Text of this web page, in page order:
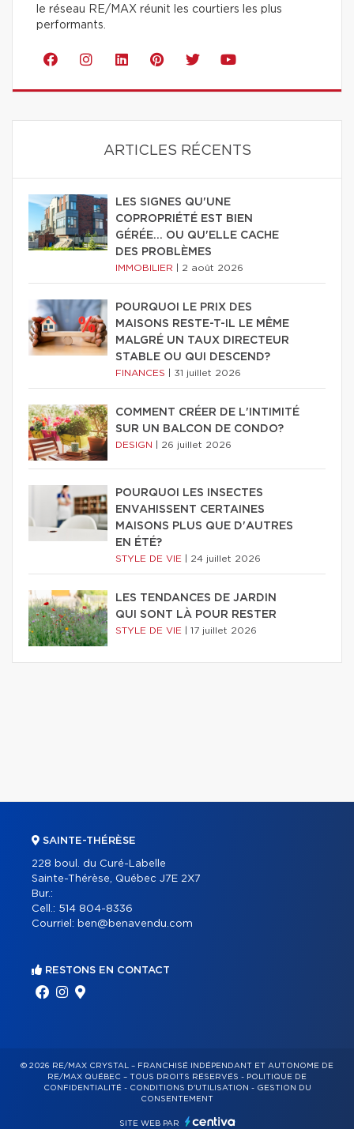
le réseau RE/MAX réunit les courtiers les plus
performants.
ARTICLES RÉCENTS
LES SIGNES QU'UNE
COPROPRIÉTÉ EST BIEN
GÉRÉE… OU QU'ELLE CACHE
DES PROBLÈMES
IMMOBILIER 2 août 2026
POURQUOI LE PRIX DES
MAISONS RESTE-T-IL LE MÊME
MALGRÉ UN TAUX DIRECTEUR
STABLE OU QUI DESCEND?
FINANCES 31 juillet 2026
COMMENT CRÉER DE L'INTIMITÉ
SUR UN BALCON DE CONDO?
DESIGN 26 juillet 2026
POURQUOI LES INSECTES
ENVAHISSENT CERTAINES
MAISONS PLUS QUE D'AUTRES
EN ÉTÉ?
STYLE DE VIE 24 juillet 2026
LES TENDANCES DE JARDIN
QUI SONT LÀ POUR RESTER
STYLE DE VIE 17 juillet 2026
SAINTE-THÉRÈSE
228 boul. du Curé-Labelle
Sainte-Thérèse, Québec J7E 2X7
Bur.:
Cell.: 514 804-8336
Courriel: ben@benavendu.com
RESTONS EN CONTACT
© 2026 RE/MAX CRYSTAL – FRANCHISÉ INDÉPENDANT ET AUTONOME DE
RE/MAX QUÉBEC – TOUS DROITS RÉSERVÉS - POLITIQUE DE
CONFIDENTIALITÉ- CONDITIONS D'UTILISATION - GESTION DU
CONSENTEMENT
SITE WEB PAR